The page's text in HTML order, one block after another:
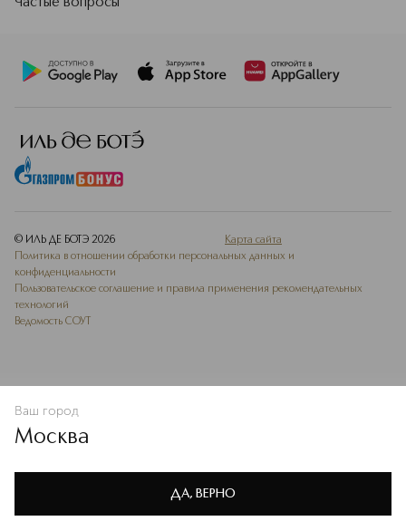
Политике конфиденциальности
В КОРЗИНУ
© ИЛЬ ДЕ БОТЭ 2026
Карта сайта
Политика в отношении обработки персональных данных и
конфиденциальности
Пользовательское соглашение и правила применения рекомендательных
технологий
Ведомость СОУТ
Ваш город
Москва
ДА, ВЕРНО